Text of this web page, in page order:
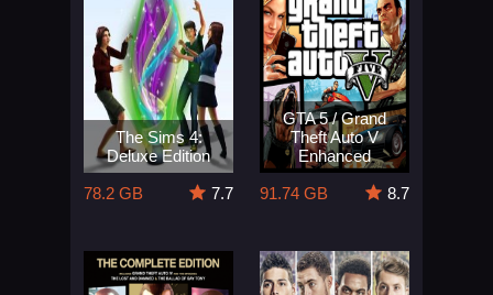
The Sims 4:
Deluxe Edition
78.2 GB
7.7
GTA 5 / Grand
Theft Auto V
Enhanced
91.74 GB
8.7